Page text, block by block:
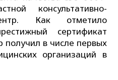
консультативно-
Как отметило
сертификат
получил в числе первых
организаций в